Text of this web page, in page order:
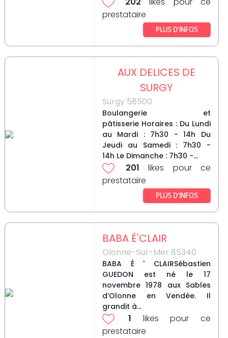
prestataire
PLUS D’INFOS
AUX DELICES DE
SURGY
Surgy 58500
Boulangerie et
pâtisserie Horaires : Du Lundi
au Mardi : 7h30 - 14h Du
Jeudi au Samedi : 7h30 -
14h Le Dimanche : 7h30 -...
201 likes pour ce
prestataire
PLUS D’INFOS
BABA É'CLAIR
Olonne-Sur-Mer 85340
BABA É ' CLAIRSébastien
GUEDON est né le 17
novembre 1978 aux Sables
d’Olonne en Vendée. Il
grandit à...
1 likes pour ce
prestataire